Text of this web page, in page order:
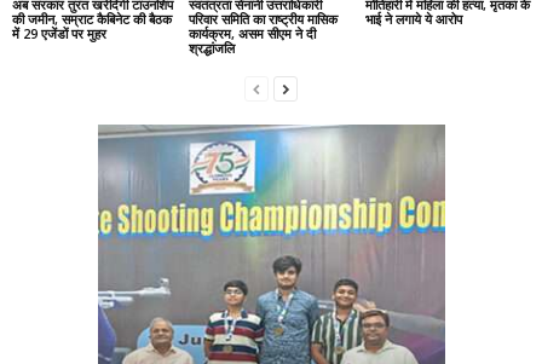
अब सरकार तुरंत खरीदेगी टाउनशिप
की जमीन, सम्राट कैबिनेट की बैठक
में 29 एजेंडों पर मुहर
स्वतंत्रता सेनानी उत्तराधिकारी
परिवार समिति का राष्ट्रीय मासिक
कार्यक्रम, असम सीएम ने दी
श्रद्धांजलि
मोतिहारी में महिला की हत्या, मृतका के
भाई ने लगाये ये आरोप